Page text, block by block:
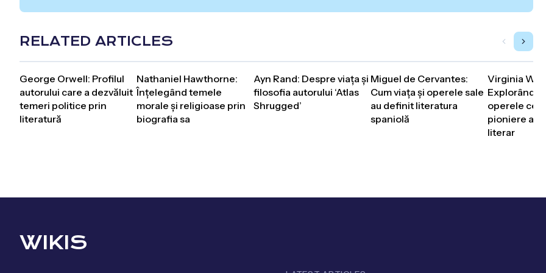
RELATED ARTICLES
George Orwell: Profilul
autorului care a dezvăluit
temeri politice prin
literatură
Nathaniel Hawthorne:
Înțelegând temele
morale și religioase prin
biografia sa
Ayn Rand: Despre viața și
filosofia autorului ‘Atlas
Shrugged’
Miguel de Cervantes:
Cum viața și operele sale
au definit literatura
spaniolă
Virginia
Explorând
operele
pioniere a
literar
WIKIS